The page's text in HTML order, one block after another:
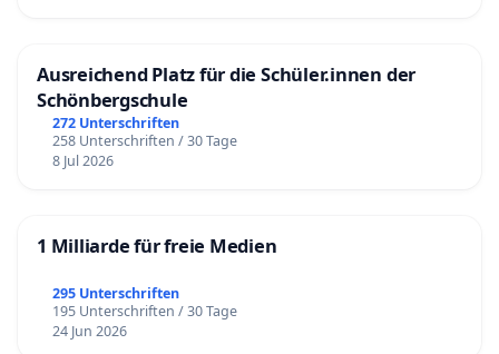
Ausreichend Platz für die Schüler.innen der
Schönbergschule
272 Unterschriften
258 Unterschriften / 30 Tage
8 Jul 2026
1 Milliarde für freie Medien
295 Unterschriften
195 Unterschriften / 30 Tage
24 Jun 2026